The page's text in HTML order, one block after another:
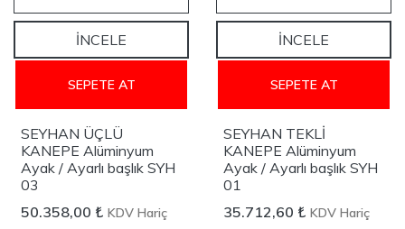
İNCELE
SEPETE AT
SEYHAN ÜÇLÜ
KANEPE Alüminyum
Ayak / Ayarlı başlık SYH
03
50.358,00 ₺ KDV Hariç
İNCELE
SEPETE AT
SEYHAN TEKLİ
KANEPE Alüminyum
Ayak / Ayarlı başlık SYH
01
35.712,60 ₺ KDV Hariç